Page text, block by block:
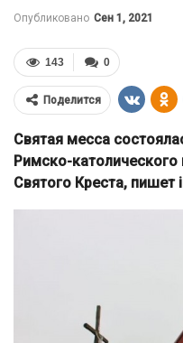
Опубликовано Сен 1, 2021
0
143
Поделится
Святая месса
Римско-
Святого Креста, пишет